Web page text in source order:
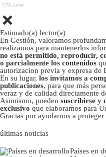
Estimado(a) lector(a)
En Gestión, valoramos
realizamos para mantenerlos
no está permitido, reproducir,
o parcialmente los contenidos
autorizacion previa y expresa de
En su lugar, los invitamos a
publicaciones, para que más
veraz y de calidad directamente
Asimismo, pueden suscribirse y
exclusivo que elaboramos para
Gracias por ayudarnos a
últimas noticias
Países en